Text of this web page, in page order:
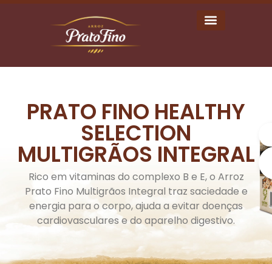
PRATO FINO HEALTHY
SELECTION
MULTIGRÃOS INTEGRAL
Rico em vitaminas do complexo B e E, o Arroz
Prato Fino Multigrãos Integral traz saciedade e
energia para o corpo, ajuda a evitar doenças
cardiovasculares e do aparelho digestivo.